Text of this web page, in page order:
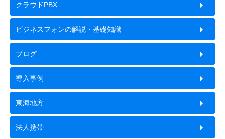
クラウドPBX
ビジネスフォンの解説・基礎知識
ブログ
導入事例
東海地方
法人携帯